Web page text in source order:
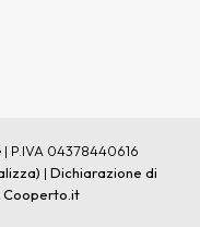
P.IVA 04378440616
| Dichiarazione di
Cooperto.it